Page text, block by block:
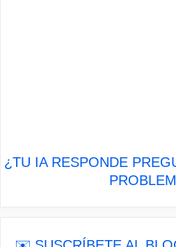
¿TU IA RESPONDE